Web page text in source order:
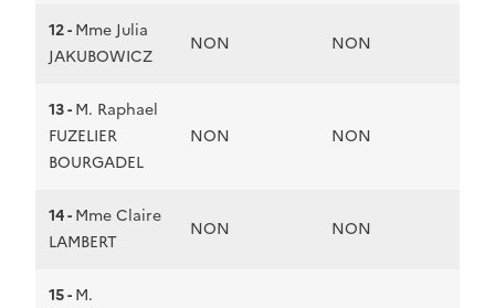
12 -Mme Julia
JAKUBOWICZ
NON NON
13 -M. Raphael
FUZELIER
BOURGADEL
NON NON
14 -Mme Claire
LAMBERT
NON NON
15 -M.